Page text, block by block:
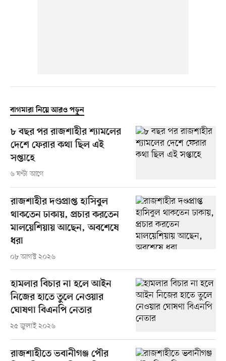
বাগমারা নিয়ে আরও পড়ুন
৮ বছর পর রাজশাহীর শ্যামলের
দেশে ফেরার কথা ছিল এই
সপ্তাহে
৬ ঘণ্টা আগে
রাজশাহীর দণ্ডপ্রাপ্ত হাসিবুল
থাকতেন ঢাকায়, প্রচার করতেন
মালয়েশিয়ায় আছেন, অবশেষে
ধরা
০৮ আগস্ট ২০২৬
হামলার বিচার না হলে আইন
নিজের হাতে তুলে নেওয়ার
ঘোষণা বিএনপি নেতার
২৫ জুলাই ২০২৬
রাজশাহীতে ভবানীগঞ্জ পৌর